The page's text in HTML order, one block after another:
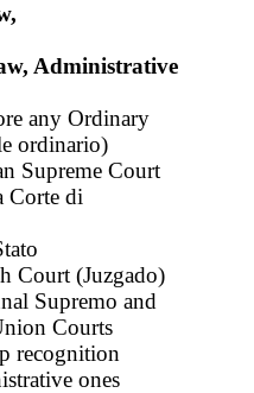
Administrative
any Ordinary
ordinario)
Supreme Court
Corte di
Court (Juzgado)
Supremo and
Courts
recognition
ones